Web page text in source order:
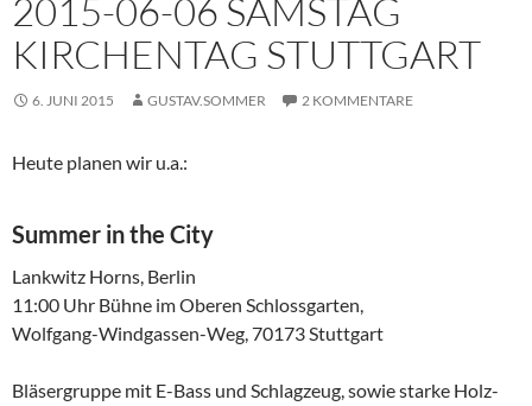
2015-06-06 SAMSTAG
KIRCHENTAG STUTTGART
6. JUNI 2015 GUSTAV.SOMMER 2 KOMMENTARE
Heute planen wir u.a.:
Summer in the City
Lankwitz Horns, Berlin
11:00 Uhr Bühne im Oberen Schlossgarten,
Wolfgang-Windgassen-Weg, 70173 Stuttgart
Bläsergruppe mit E-Bass und Schlagzeug, sowie starke Holz-